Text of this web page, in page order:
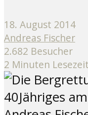
18. August 2014
Andreas Fischer
2.682 Besucher
2 Minuten Lesezeit